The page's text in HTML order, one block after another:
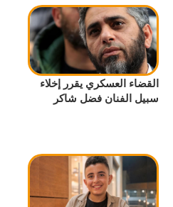
القضاء العسكري يقرر إخلاء
سبيل الفنان فضل شاكر